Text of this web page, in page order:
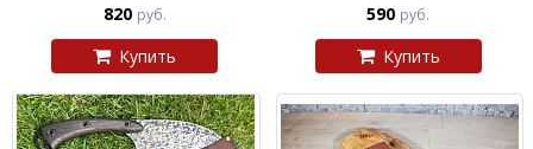
820 руб.
Купить
590 руб.
Купить